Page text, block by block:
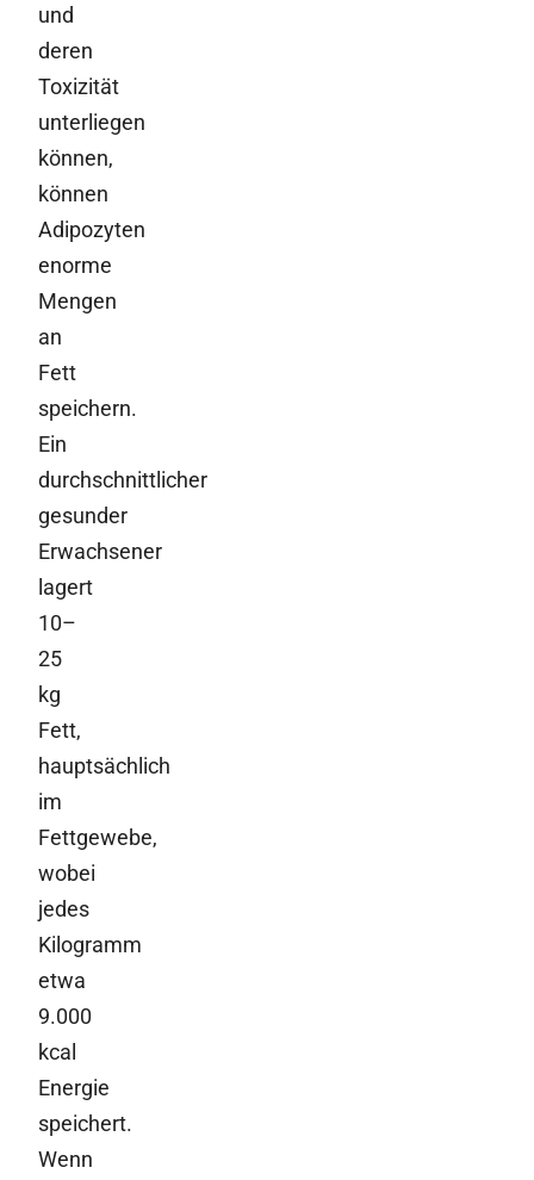
und
deren
Toxizität
unterliegen
können,
können
Adipozyten
enorme
Mengen
an
Fett
speichern.
Ein
durchschnittlicher
gesunder
Erwachsener
lagert
10–
25
kg
Fett,
hauptsächlich
im
Fettgewebe,
wobei
jedes
Kilogramm
etwa
9.000
kcal
Energie
speichert.
Wenn